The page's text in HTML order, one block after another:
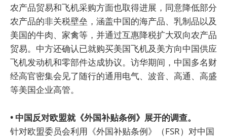
农产品贸易和飞机采购方面也取得进展，同意降低部分
农产品的非关税壁垒，涵盖中国的海产品、乳制品以及
美国的牛肉、家禽等，并通过互惠降税扩大双向农产品
贸易。中方还确认已就购买美国飞机及美方向中国供应
飞机发动机和零部件达成协议。访华期间，中国多名财
经高官密集会见了随行的通用电气、波音、高通、高盛
等美国企业高管。
• 中国反对欧盟就《外国补贴条例》展开的调查。
针对欧盟委员会利用《外国补贴条例》（FSR）对中国